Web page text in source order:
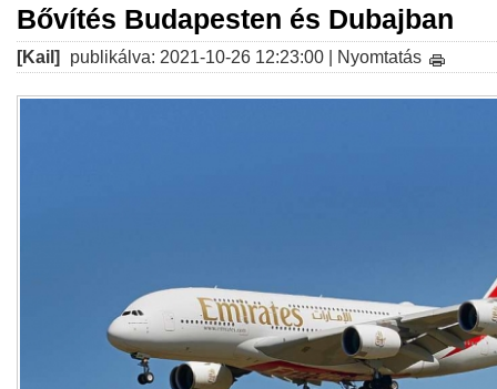
Bővítés Budapesten és Dubajban
[Kail] publikálva: 2021-10-26 12:23:00 | Nyomtatás